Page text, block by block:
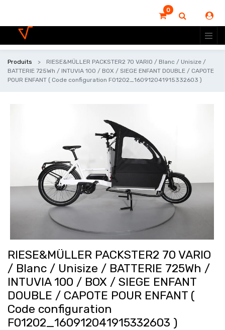
0
Produits
RIESE&MÜLLER PACKSTER2 70 VARIO / Blanc / Unisize /
BATTERIE 725Wh / INTUVIA 100 / BOX / SIEGE ENFANT DOUBLE / CAPOTE
POUR ENFANT ( Code configuration F01202_160912041915332603 )
RIESE&MÜLLER PACKSTER2 70 VARIO
/ Blanc / Unisize / BATTERIE 725Wh /
INTUVIA 100 / BOX / SIEGE ENFANT
DOUBLE / CAPOTE POUR ENFANT (
Code configuration
F01202_160912041915332603 )